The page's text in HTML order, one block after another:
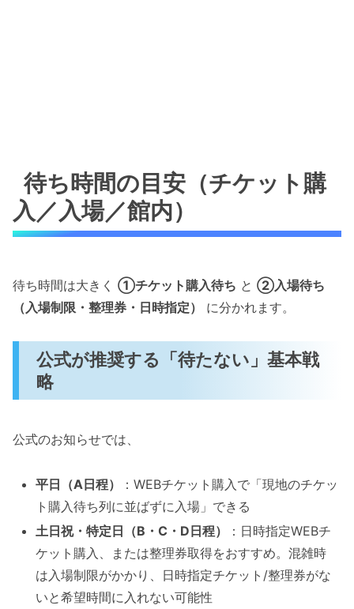
待ち時間の目安（チケット購
入／入場／館内）
待ち時間は大きく ①チケット購入待ち と ②入場待ち
（入場制限・整理券・日時指定）
に分かれます。
公式が推奨する「待たない」基本戦
略
公式のお知らせでは、
平日（A日程）
：WEBチケット購入で「現地のチケッ
ト購入待ち列に並ばずに入場」できる
土日祝・特定日（B・C・D日程）
：日時指定WEBチ
ケット購入、または整理券取得をおすすめ。混雑時
は入場制限がかかり、日時指定チケット/整理券がな
いと希望時間に入れない可能性